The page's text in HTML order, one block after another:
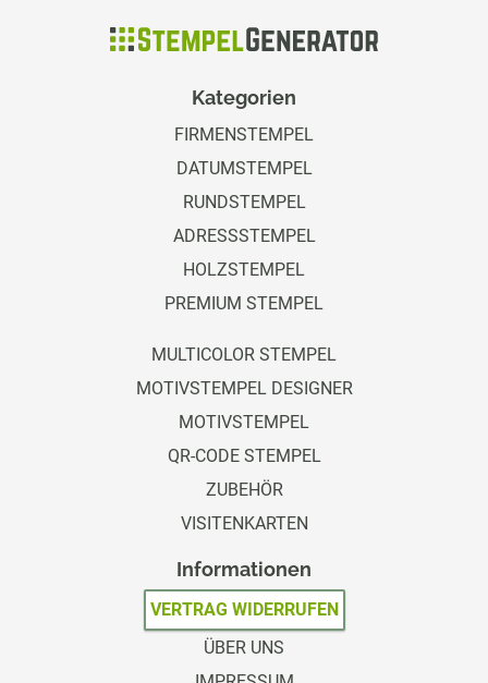
Kategorien
FIRMENSTEMPEL
DATUMSTEMPEL
RUNDSTEMPEL
ADRESSSTEMPEL
HOLZSTEMPEL
PREMIUM STEMPEL
MULTICOLOR STEMPEL
MOTIVSTEMPEL DESIGNER
MOTIVSTEMPEL
QR-CODE STEMPEL
ZUBEHÖR
VISITENKARTEN
Informationen
VERTRAG WIDERRUFEN
ÜBER UNS